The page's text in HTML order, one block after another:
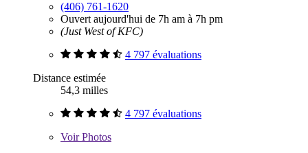
(406) 761-1620
Ouvert aujourd'hui de 7h am à 7h pm
(Just West of KFC)
4 797 évaluations
Distance estimée
54,3 milles
4 797 évaluations
VoirPhotos